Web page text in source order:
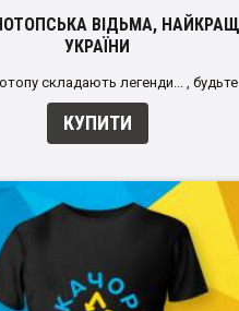
ВІДЬМА,
УКРАЇНИ
складають легенди... ,
КУПИТИ